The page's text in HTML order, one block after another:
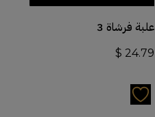
علبة فرشاة 3
$ 24.79